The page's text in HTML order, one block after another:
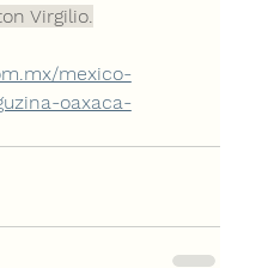
Virgilio.
mexico-
oaxaca-